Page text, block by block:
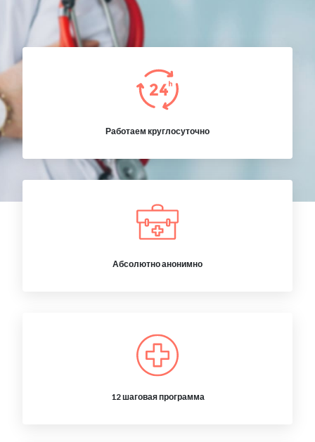
Работаем круглосуточно
Абсолютно анонимно
12 шаговая программа